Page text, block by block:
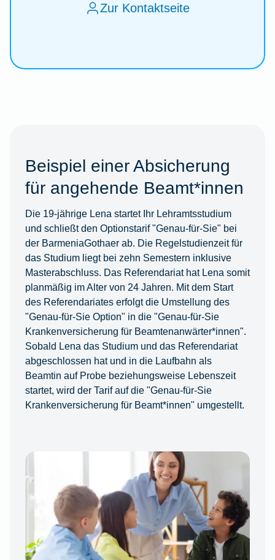
Zur Kontaktseite
Beispiel einer Absicherung
für angehende Beamt*innen
Die 19-jährige Lena startet Ihr Lehramtsstudium
und schließt den Optionstarif "Genau-für-Sie" bei
der BarmeniaGothaer ab. Die Regelstudienzeit für
das Studium liegt bei zehn Semestern inklusive
Masterabschluss. Das Referendariat hat Lena somit
planmäßig im Alter von 24 Jahren. Mit dem Start
des Referendariates erfolgt die Umstellung des
"Genau-für-Sie Option" in die "Genau-für-Sie
Krankenversicherung für Beamtenanwärter*innen".
Sobald Lena das Studium und das Referendariat
abgeschlossen hat und in die Laufbahn als
Beamtin auf Probe beziehungsweise Lebenszeit
startet, wird der Tarif auf die "Genau-für-Sie
Krankenversicherung für Beamt*innen" umgestellt.